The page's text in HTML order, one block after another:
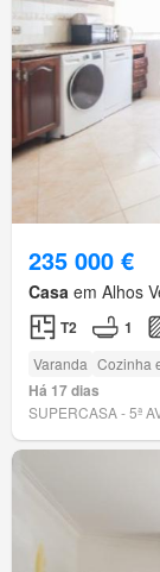
235 000 €
Casa em Alhos
T2 1
Varanda Cozinha
Há 17 dias
SUPERCASA - 5ª